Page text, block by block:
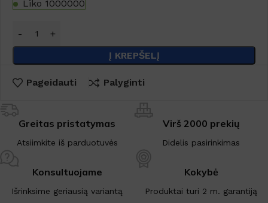
Liko 1000000
Į KREPŠELĮ
Pageidauti Palyginti
Greitas pristatymas
Atsiimkite iš parduotuvės
Virš 2000 prekių
Didelis pasirinkimas
Konsultuojame
Išrinksime geriausią variantą
Kokybė
Produktai turi 2 m. garantiją